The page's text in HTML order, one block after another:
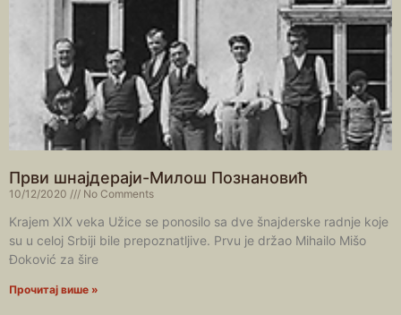
Први шнајдераји-Милош Познановић
10/12/2020 No Comments
Krajem XIX veka Užice se ponosilo sa dve šnajderske radnje koje
su u celoj Srbiji bile prepoznatljive. Prvu je držao Mihailo Mišo
Đoković za šire
Прочитај више »